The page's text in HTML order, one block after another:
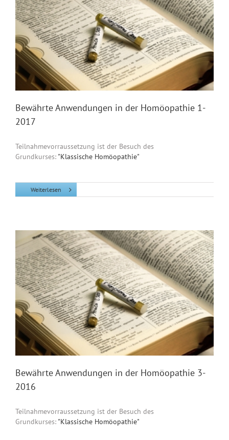
Bewährte Anwendungen in der Homöopathie 1-
2017
Teilnahmevorraussetzung ist der Besuch des
Grundkurses: "Klassische Homöopathie"
Weiterlesen
Bewährte Anwendungen in der Homöopathie 3-
2016
Teilnahmevorraussetzung ist der Besuch des
Grundkurses: "Klassische Homöopathie"